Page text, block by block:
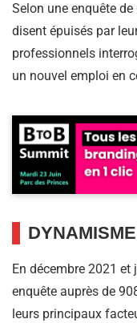
Selon une enquête
disent épuisés par
professionnels
un nouvel emploi en
En décembre 2021 et
enquête auprès de
leurs principaux